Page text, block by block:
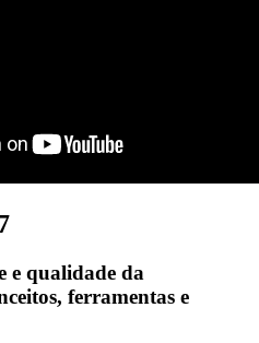
e qualidade da
ferramentas e